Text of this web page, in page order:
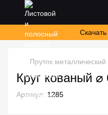
Пруток металлический
Круг кованый
Артикул: 1285